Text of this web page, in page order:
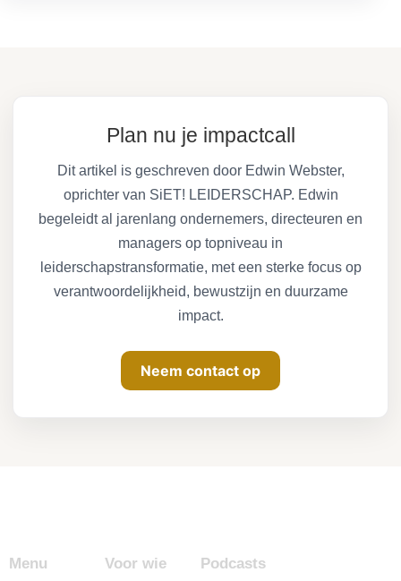
Plan nu je impactcall
Dit artikel is geschreven door Edwin Webster,
oprichter van SiET! LEIDERSCHAP. Edwin
begeleidt al jarenlang ondernemers, directeuren en
managers op topniveau in
leiderschapstransformatie, met een sterke focus op
verantwoordelijkheid, bewustzijn en duurzame
impact.
Neem contact op
Menu Voor wie Podcasts